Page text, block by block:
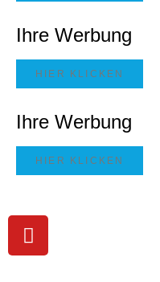
Ihre Werbung
HIER KLICKEN
Ihre Werbung
HIER KLICKEN